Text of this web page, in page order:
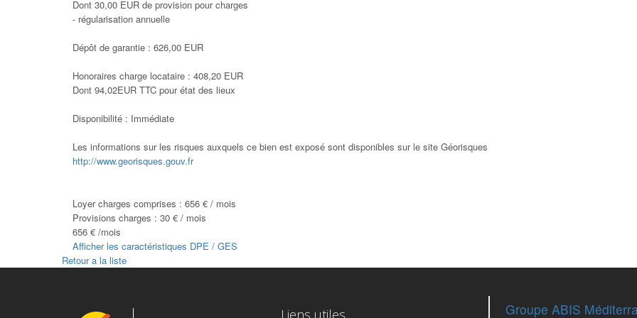
Dont 30,00 EUR de provision pour charges
- régularisation annuelle
Dépôt de garantie : 626,00 EUR
Honoraires charge locataire : 408,20 EUR
Dont 94,02EUR TTC pour état des lieux
Disponibilité : Immédiate
Les informations sur les risques auxquels ce bien est exposé sont disponibles sur le site Géorisques
http://www.georisques.gouv.fr
Loyer charges comprises : 656 € / mois
Provisions charges : 30 € / mois
656 € /mois
Afficher les caractéristiques DPE / GES
Retour a la liste
Liens utiles Groupe ABIS